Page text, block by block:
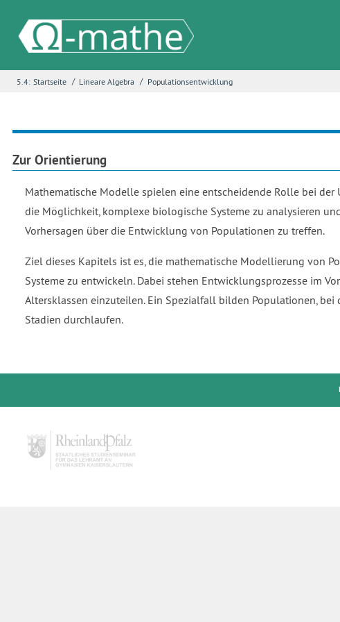
5.4: Startseite / Lineare Algebra / Populationsentwicklung
Zur Orientierung
Mathematische Modelle spielen eine entscheidende Rolle bei
die Möglichkeit, komplexe biologische Systeme zu analysieren
Vorhersagen über die Entwicklung von Populationen zu treffen.
Ziel dieses Kapitels ist es, die mathematische Modellierung von
Systeme zu entwickeln. Dabei stehen Entwicklungsprozesse im
Altersklassen einzuteilen. Ein Spezialfall bilden Populationen,
Stadien durchlaufen.
E-Mail
Seite*
Fehlerbeschreibung*